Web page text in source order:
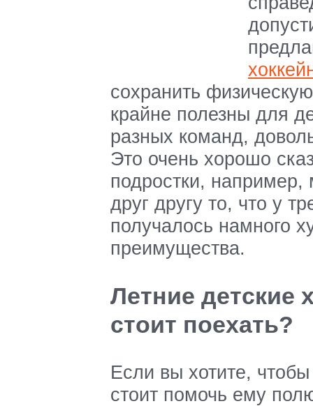
сохранить
крайне полезны для
разных команд,
Это очень хорошо
подростки, например,
друг другу то, что у
получалось намного
преимущества.
Летние детские
стоит поехать?
Если вы хотите,
стоит помочь ему